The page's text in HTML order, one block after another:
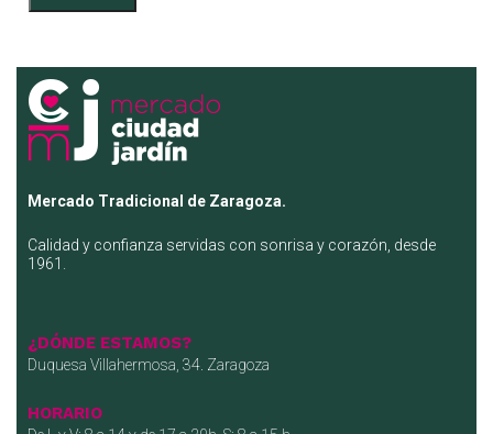
Mercado Tradicional de Zaragoza.
Calidad y confianza servidas con sonrisa y corazón, desde
1961.
¿DÓNDE ESTAMOS?
Duquesa Villahermosa, 34. Zaragoza
HORARIO